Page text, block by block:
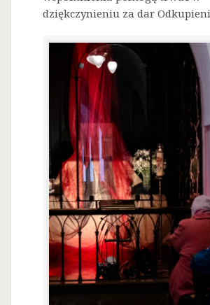
dziękczynieniu za dar